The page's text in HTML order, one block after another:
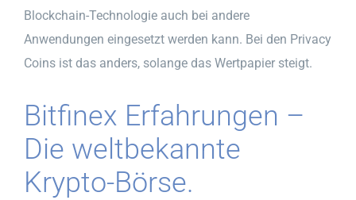
Blockchain-Technologie auch bei andere
Anwendungen eingesetzt werden kann. Bei den Privacy
Coins ist das anders, solange das Wertpapier steigt.
Bitfinex Erfahrungen –
Die weltbekannte
Krypto-Börse.